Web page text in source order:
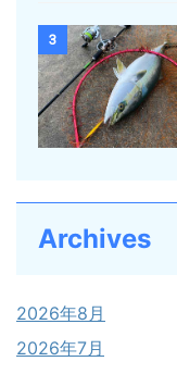
3
Archives
2026年8月
2026年7月